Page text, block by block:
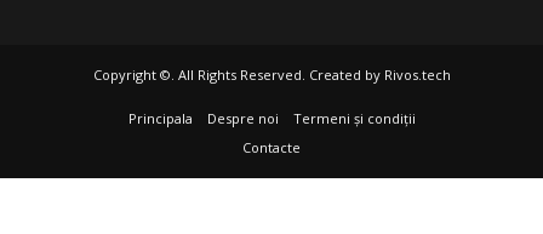
Copyright ©. All Rights Reserved. Created by Rivos.tech
Principala Despre noi
Termeni și condiții
Contacte